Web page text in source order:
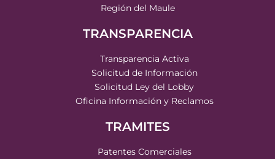
Región del Maule
TRANSPARENCIA
Transparencia Activa
Solicitud de Información
Solicitud Ley del Lobby
Oficina Información y Reclamos
TRAMITES
Patentes Comerciales